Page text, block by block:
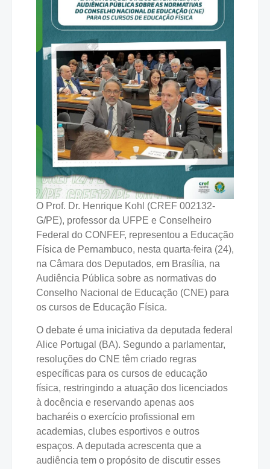
O Prof. Dr. Henrique Kohl (CREF 002132-
G/PE), professor da UFPE e Conselheiro
Federal do CONFEF, representou a Educação
Física de Pernambuco, nesta quarta-feira (24),
na Câmara dos Deputados, em Brasília, na
Audiência Pública sobre as normativas do
Conselho Nacional de Educação (CNE) para
os cursos de Educação Física.
O debate é uma iniciativa da deputada federal
Alice Portugal (BA). Segundo a parlamentar,
resoluções do CNE têm criado regras
específicas para os cursos de educação
física, restringindo a atuação dos licenciados
à docência e reservando apenas aos
bacharéis o exercício profissional em
academias, clubes esportivos e outros
espaços. A deputada acrescenta que a
audiência tem o propósito de discutir esses